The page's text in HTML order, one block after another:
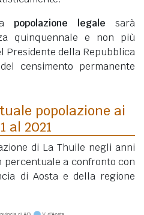
popolazione legale sarà
quinquennale e non più
Presidente della Repubblica
censimento permanente
popolazione ai
al 2021
di La Thuile negli anni
percentuale a confronto con
di Aosta e della regione